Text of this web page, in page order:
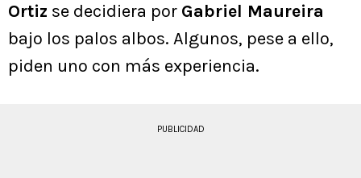
Ortiz se decidiera por Gabriel Maureira
bajo los palos albos. Algunos, pese a ello,
piden uno con más experiencia.
PUBLICIDAD